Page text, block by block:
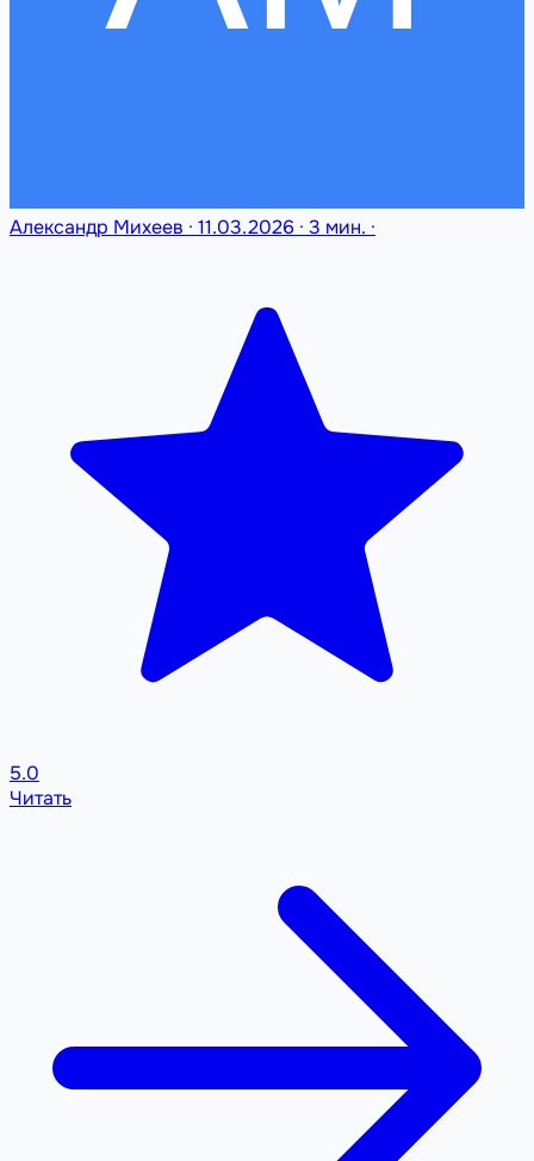
Александр Михеев · 11.03.2026 · 3 мин. ·
5.0
Читать